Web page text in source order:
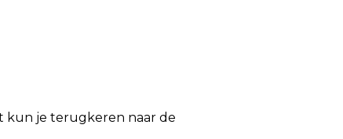
kun je terugkeren naar de